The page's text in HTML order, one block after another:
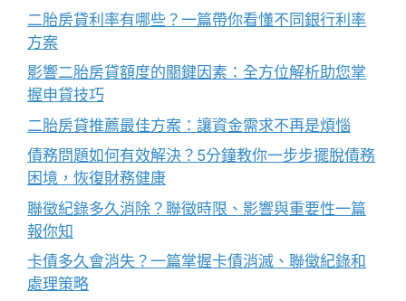
二胎房貸利率有哪些？一篇帶你看懂不同銀行利率
方案
影響二胎房貸額度的關鍵因素：全方位解析助您掌
握申貸技巧
二胎房貸推薦最佳方案：讓資金需求不再是煩惱
債務問題如何有效解決？5分鐘教你一步步擺脫債務
困境，恢復財務健康
聯徵紀錄多久消除？聯徵時限、影響與重要性一篇
報你知
卡債多久會消失？一篇掌握卡債消滅、聯徵紀錄和
處理策略